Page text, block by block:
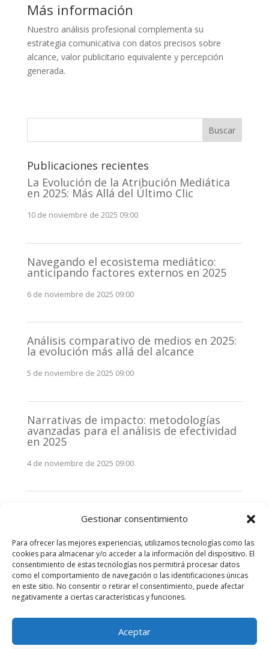
Gestionar consentimiento
Para ofrecer las mejores experiencias, utilizamos tecnologías como las
cookies para almacenar y/o acceder a la información del dispositivo. El
consentimiento de estas tecnologías nos permitirá procesar datos
como el comportamiento de navegación o las identificaciones únicas
en este sitio. No consentir o retirar el consentimiento, puede afectar
negativamente a ciertas características y funciones.
Aceptar
Más información
Nuestro análisis profesional complementa su
estrategia comunicativa con datos precisos sobre
alcance, valor publicitario equivalente y percepción
generada.
Buscar
Publicaciones recientes
La Evolución de la Atribución Mediática
en 2025: Más Allá del Último Clic
10 de noviembre de 2025 09:00
Navegando el ecosistema mediático:
anticipando factores externos en 2025
6 de noviembre de 2025 09:00
Análisis comparativo de medios en 2025:
la evolución más allá del alcance
5 de noviembre de 2025 09:00
Narrativas de impacto: metodologías
avanzadas para el análisis de efectividad
en 2025
4 de noviembre de 2025 09:00
stakeholders en 2025: La clave de la
3 de noviembre de 2025 09:00
Comentarios recientes